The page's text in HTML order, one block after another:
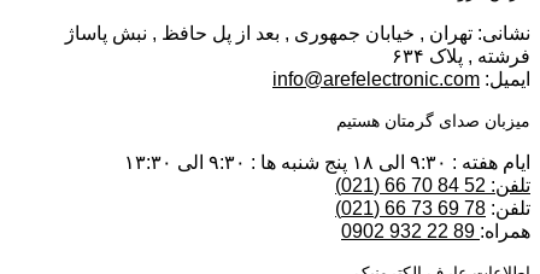
نشانی: تهران , خیابان جمهوری , بعد از پل حافظ , نبش پاساژ
فرشته , پلاک ۶۳۴
ایمیل: info@arefelectronic.com
میزبان صدای گرمتان هستیم
ایام هفته : ۹:۳۰ الی ۱۸ پنج شنبه ها : ۹:۳۰ الی ۱۳:۳۰
تلفن: 52 84 70 66 (021)
تلفن: 78 69 73 66 (021)
همراه: